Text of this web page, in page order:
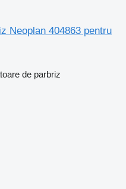
Neoplan 404863 pentru
de parbriz